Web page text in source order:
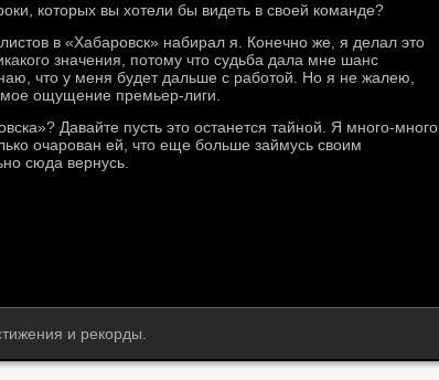
которых вы хотели бы видеть в своей команде?
в «Хабаровск» набирал я. Конечно же, я делал это
значения, потому что судьба дала мне шанс
что у меня будет дальше с работой. Но я не жалею,
ощущение премьер-лиги.
Давайте пусть это останется тайной. Я много-много
очарован ей, что еще больше займусь своим
сюда вернусь.
и рекорды.